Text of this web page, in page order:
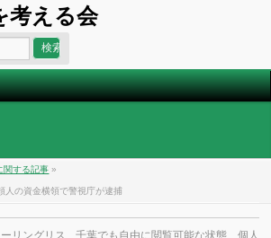
考える会
関する記事 »
人の資金横領で警視庁が逮捕
リングリス
千葉でも自由に閲覧可能な状態 個人